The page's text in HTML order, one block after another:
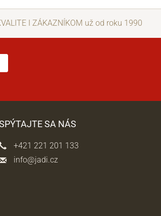
I ZÁKAZNÍKOM už od roku 1990
SA NÁS
+421 221 201 133
info@jadi.cz